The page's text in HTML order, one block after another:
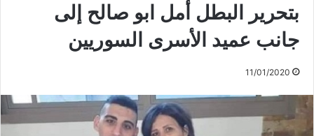
بتحرير البطل أمل ابو صالح إلى
جانب عميد الأسرى السوريين
11/01/2020